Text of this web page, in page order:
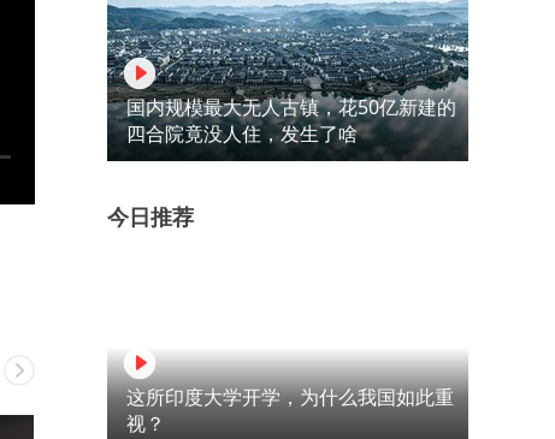
国内规模最大无人古镇，花50亿新建的
四合院竟没人住，发生了啥
今日推荐
这所印度大学开学，为什么我国如此重
视？